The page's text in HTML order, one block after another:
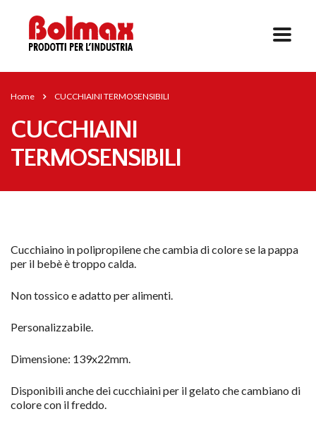
Home CUCCHIAINI TERMOSENSIBILI
CUCCHIAINI
TERMOSENSIBILI
Cucchiaino in polipropilene che cambia di colore se la pappa
per il bebè è troppo calda.
Non tossico e adatto per alimenti.
Personalizzabile.
Dimensione: 139x22mm.
Disponibili anche dei cucchiaini per il gelato che cambiano di
colore con il freddo.